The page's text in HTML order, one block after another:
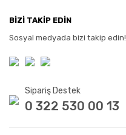
BİZİ TAKİP EDİN
Sosyal medyada bizi takip edin!
Sipariş Destek
0 322 530 00 13